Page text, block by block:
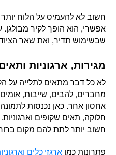
חשוב לא להעמיס על הלוח
אפשרי, הוא הופך לקיר
שבשימוש תדיר, ואת שאר
מגירות, ארגוניות
לא כל דבר מתאים לתלייה על
מחברים, להבים, שייבות,
אחסון אחר. כאן נכנסות
חלוקה, תאים שקופים
חשוב יותר לתת להם מקום
פתרונות כמו ארגזי כלים